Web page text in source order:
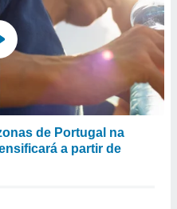
de Portugal na
a partir de